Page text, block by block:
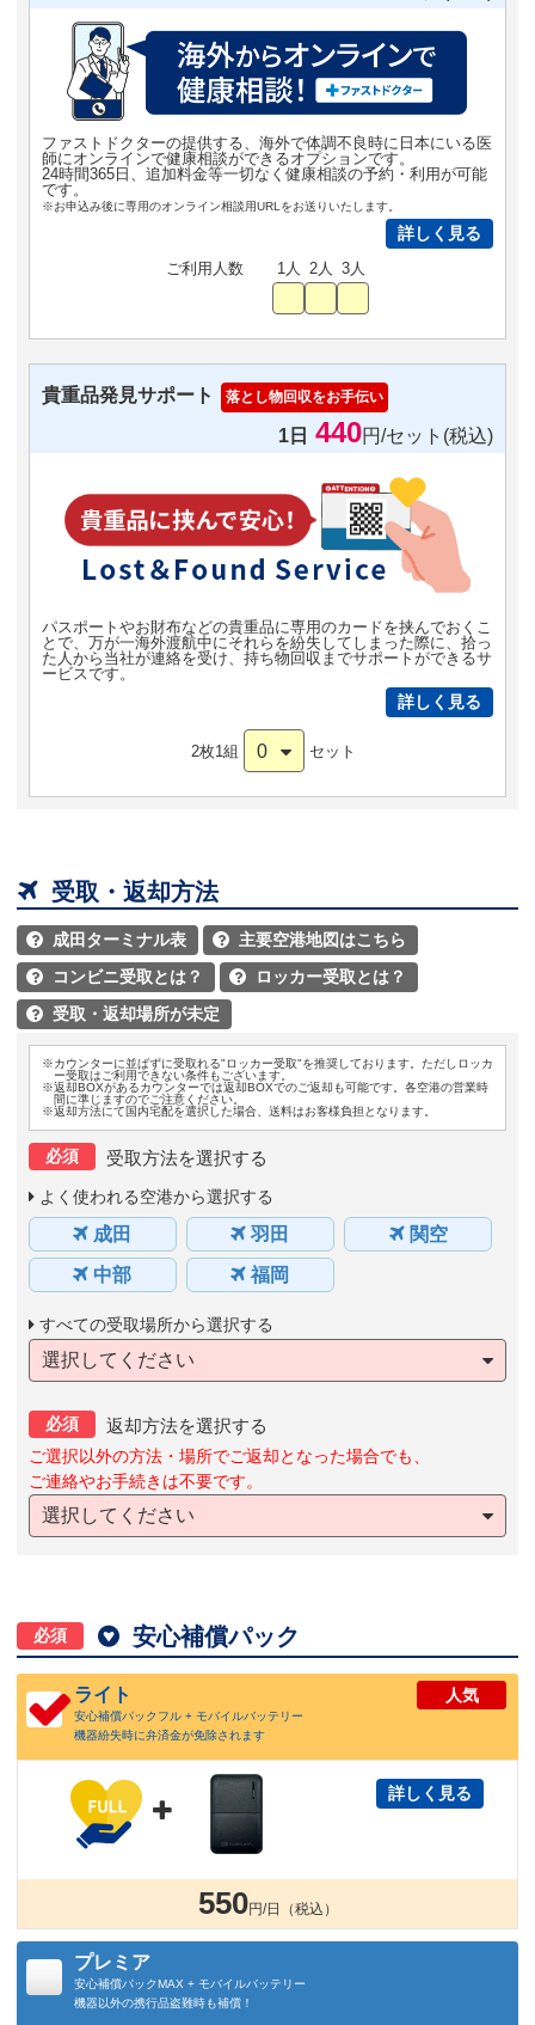
ファストドクターの提供する、海外で体調不良時に日本にいる医
師にオンラインで健康相談ができるオプションです。
24時間365日、追加料金等一切なく健康相談の予約・利用が可能
です。
※お申込み後に専用のオンライン相談用URLをお送りいたします。
詳しく見る
ご利用人数 1人 2人 3人
貴重品発見サポート 落とし物回収をお手伝い
1日 440円/セット(税込)
パスポートやお財布などの貴重品に専用のカードを挟んでおくこ
とで、万が一海外渡航中にそれらを紛失してしまった際に、拾っ
た人から当社が連絡を受け、持ち物回収までサポートができるサ
ービスです。
詳しく見る
2枚1組 0 セット
 受取・返却方法
 成田ターミナル表  主要空港地図はこちら
 コンビニ受取とは？  ロッカー受取とは？
 受取・返却場所が未定
※カウンターに並ばずに受取れる"ロッカー受取"を推奨しております。ただしロッカ
ー受取はご利用できない条件もございます。
※返却BOXがあるカウンターでは返却BOXでのご返却も可能です。各空港の営業時
間に準じますのでご注意ください。
※返却方法にて国内宅配を選択した場合、送料はお客様負担となります。
必須 受取方法を選択する
よく使われる空港から選択する
成田 羽田
関空
中部
福岡
すべての受取場所から選択する
選択してください
必須 返却方法を選択する
ご選択以外の方法・場所でご返却となった場合でも、
ご連絡やお手続きは不要です。
選択してください
必須  安心補償パック
ライト
安心補償パックフル + モバイルバッテリー
機器紛失時に弁済金が免除されます
人気

詳しく見る
550円/日（税込）
プレミア
安心補償パックMAX + モバイルバッテリー
機器以外の携行品盗難時も補償！